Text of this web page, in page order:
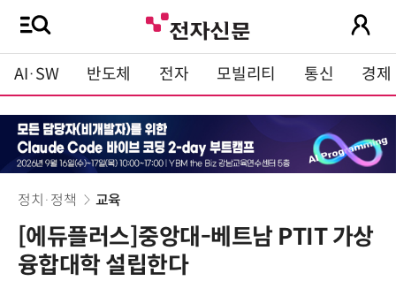
AI·SW 반도체 전자 모빌리티 통신 경제
정치·정책 교육
[에듀플러스]중앙대-베트남 PTIT 가상
융합대학 설립한다